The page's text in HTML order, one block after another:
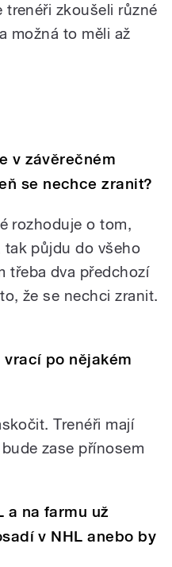
zkoušeli různé
možná to měli až
v závěrečném
se nechce zranit?
rozhoduje o tom,
tak půjdu do všeho
třeba dva předchozí
že se nechci zranit.
po nějakém
Trenéři mají
zase přínosem
a na farmu už
v NHL anebo by